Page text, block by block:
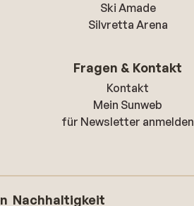
Ski Amade
Silvretta Arena
Fragen & Kontakt
Kontakt
Mein Sunweb
für Newsletter anmelden
Nachhaltigkeit